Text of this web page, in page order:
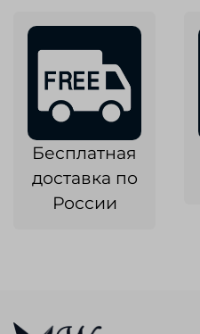
Бесплатная
доставка по
России